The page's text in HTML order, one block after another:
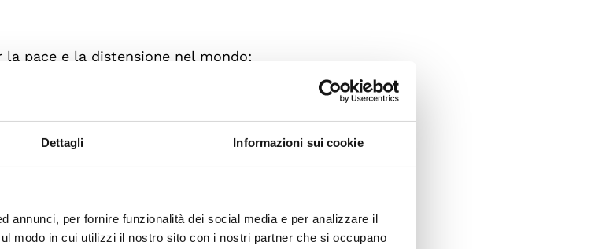
Dettagli Informazioni sui cookie
annunci, per fornire funzionalità dei social media e per analizzare il
modo in cui utilizzi il nostro sito con i nostri partner che si occupano
pace e la distensione nel mondo;
dal nostro Paese verso il Terzo e
dimostrare la vicenda del Porto di
dichiarato dal nostro Governo,
internazionale;